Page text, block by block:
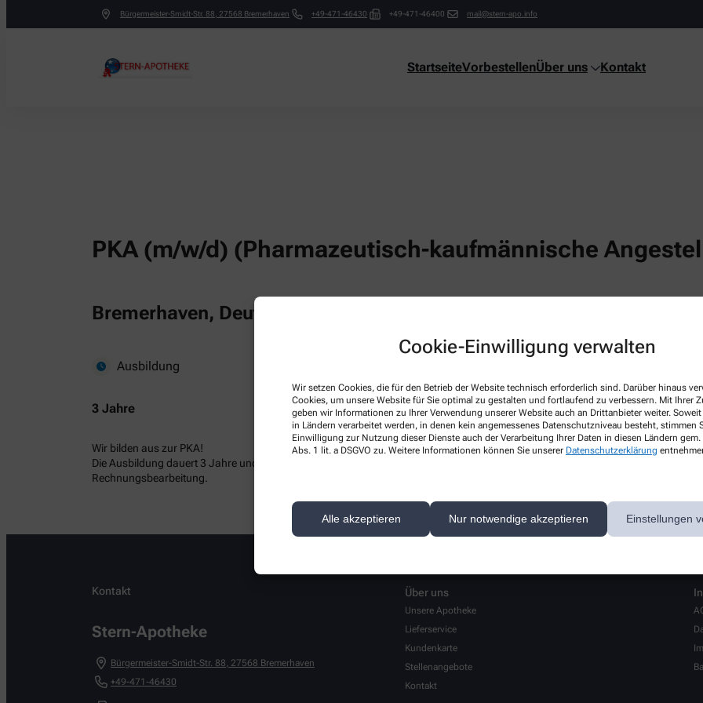
Cookie-Einwilligung verwalten
Wir setzen Cookies, die für den Betrieb der Website technisch erforderlich sind. Darüber hinaus
Cookies, um unsere Website für Sie optimal zu gestalten und fortlaufend zu verbessern. Mit Ihrer
geben wir Informationen zu Ihrer Verwendung unserer Website auch an Drittanbieter weiter. Soweit
in Ländern verarbeitet werden, in denen kein angemessenes Datenschutzniveau besteht, stimmen
Einwilligung zur Nutzung dieser Dienste auch der Verarbeitung Ihrer Daten in diesen Ländern
Abs. 1 lit. a DSGVO zu. Weitere Informationen können Sie unserer Datenschutzerklärung
Alle akzeptieren Nur notwendige akzeptieren Einstellungen
Bürgermeister-Smidt-Str. 88 27568 Bremerhaven +49-471-46430 +49-471-46400 mail@stern-apo.info
StartseiteVorbestellenÜber uns Kontakt
PKA (m/w/d) (Pharmazeutisch-kaufmännische
Bremerhaven, Deutschland
Ausbildung
3 Jahre
Wir bilden aus zur PKA!
Die Ausbildung dauert 3 Jahre und umfasst alle kaufmännischen Tätigkeiten wie Warenbestellung am Computer,
Rechnungsbearbeitung.
Kontakt
Stern-Apotheke
Bürgermeister-Smidt-Str. 88, 27568 Bremerhaven
+49-471-46430
Über uns
Unsere Apotheke
Lieferservice
Kundenkarte
Stellenangebote
Kontakt